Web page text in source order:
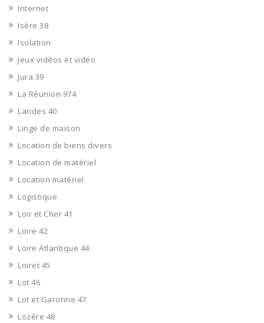
Internet
Isère 38
Isolation
jeux vidéos et vidéo
Jura 39
La Réunion 974
Landes 40
Linge de maison
Location de biens divers
Location de matériel
Location matériel
Logistique
Loir et Cher 41
Loire 42
Loire Atlantique 44
Loiret 45
Lot 46
Lot et Garonne 47
Lozère 48